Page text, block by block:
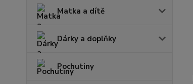
Matka a dítě
Dárky a doplňky
Pochutiny